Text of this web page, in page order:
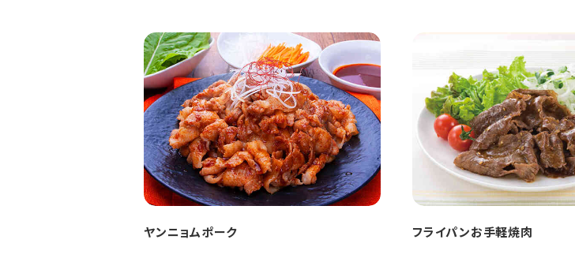
ヤンニョムポーク フライパンお手軽焼肉